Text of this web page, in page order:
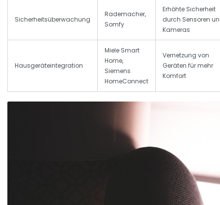
Sicherheitsüberwachung
Rademacher,
Somfy
Erhöhte Sicherheit
durch Sensoren
Kameras
Hausgeräteintegration
Miele Smart
Home,
Siemens
HomeConnect
Vernetzung von
Geräten für mehr
Komfort